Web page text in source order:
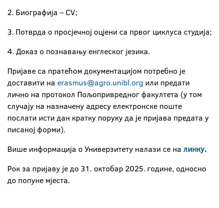
2. Биографија – CV;
3. Потврда о просјечној оцјени са првог циклуса студија;
4. Доказ о познавању енглеског језика.
Пријаве са пратећом документацијом потребно је
доставити на erasmus@agro.unibl.org или предати
лично на протокол Пољопривредног факултета (у том
случају на назначену адресу електронске поште
послати исти дан кратку поруку да је пријава предата у
писаној форми).
Више информација o Универзитету налази се на линку.
Рок за пријаву је до 31. октобар 2025. године, односно
до попуне мјеста.